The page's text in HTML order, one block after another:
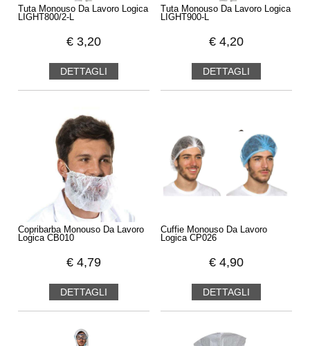
Tuta Monouso Da Lavoro Logica
LIGHT800/2-L
€ 3,20
DETTAGLI
Tuta Monouso Da Lavoro Logica
LIGHT900-L
€ 4,20
DETTAGLI
Copribarba Monouso Da Lavoro
Logica CB010
€ 4,79
DETTAGLI
Cuffie Monouso Da Lavoro
Logica CP026
€ 4,90
DETTAGLI